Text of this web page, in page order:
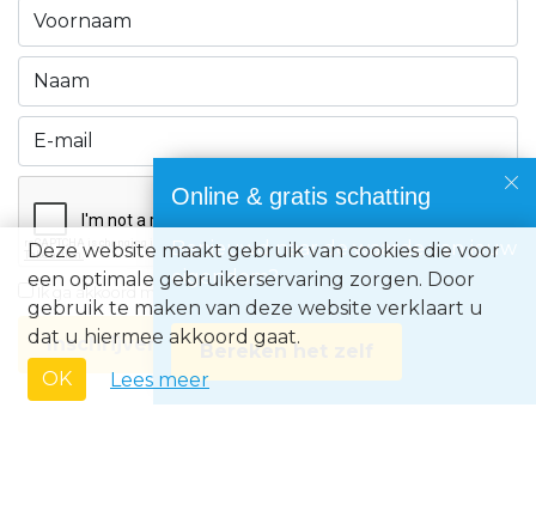
Online & gratis schatting
Benieuwd naar de waarde van jouw
eigendom?
Bereken het zelf
Ik ga akkoord met de privacyvoorwaarden
Inschrijven
Deze website maakt gebruik van cookies die voor
een optimale gebruikerservaring zorgen. Door
gebruik te maken van deze website verklaart u
dat u hiermee akkoord gaat.
OK
Lees meer